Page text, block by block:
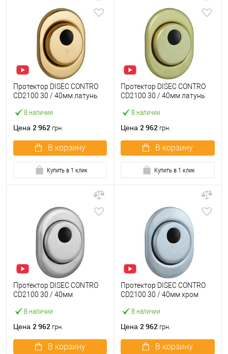
В наличии
Протектор DISEC CONTRO
CD2100 30 / 40мм латунь
Цена 2 962 грн.
В корзину
Купить в 1 клик
В наличии
Протектор DISEC CONTRO
CD2100 30 / 40мм латунь
Цена 2 962 грн.
В корзину
Купить в 1 клик
В наличии
Протектор DISEC CONTRO
CD2100 30 / 40мм
матовая
Цена 2 962 грн.
В корзину
В наличии
Протектор DISEC CONTRO
CD2100 30 / 40мм хром
Цена 2 962 грн.
В корзину